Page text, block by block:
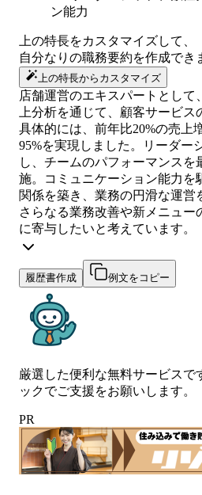
ン能力
上の特長をカスタマイズして、
自分なりの職務要約を作成でき
上の特長からカスタマイズ
店舗運営のエキスパートとし
上分析を通じて、顧客サービ
具体的には、前年比20%の売上
95%を実現しました。リーダー
し、チームのパフォーマンスを
施。コミュニケーション能力を
関係を築き、業務の円滑な運
さらなる業務改善や新メニュ
に寄与したいと考えています。
履歴書作成 例文をコピー
厳選した便利な無料サービス
ックでご支援をお願いします。
PR